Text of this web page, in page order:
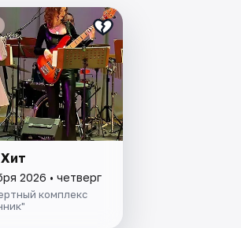
2026 • четверг
комплекс